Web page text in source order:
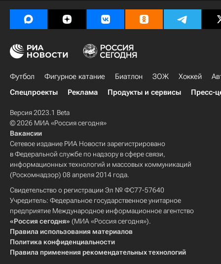
Футбол Фигурное катание Биатлон ЗОЖ Хоккей
Спецпроекты
Реклама Продукты и сервисы Пресс-
Версия 2023.1 Beta
© 2026 МИА «Россия сегодня»
Вакансии
Сетевое издание РИА Новости зарегистрировано
в Федеральной службе по надзору в сфере связи,
информационных технологий и массовых коммуникаций
(Роскомнадзор) 08 апреля 2014 года.
Свидетельство о регистрации Эл № ФС77-57640
Учредитель: Федеральное государственное унитарное
предприятие Международное информационное агентство
«Россия сегодня» (МИА «Россия сегодня»).
Правила использования материалов
Политика конфиденциальности
Правила применения рекомендательных технологий